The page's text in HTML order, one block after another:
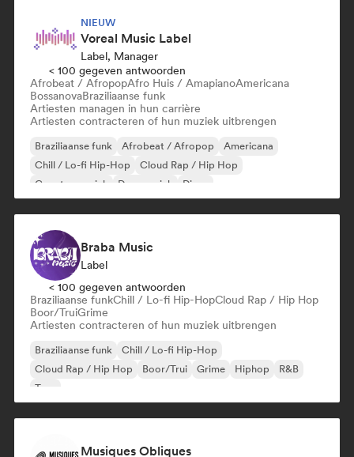
NIEUW
Voreal Music Label
Label, Manager
< 100 gegeven antwoorden
Afrobeat / AfropopAfro Huis / AmapianoAmericana
BossanovaBraziliaanse funk
Artiesten managen in hun carrière
Artiesten contracteren of hun muziek uitbrengen
Braziliaanse funk Afrobeat / Afropop
Americana
Chill / Lo-fi Hip-Hop
Cloud Rap / Hip Hop
Country muziek
Dansmuziek Disco
Braba Music
Label
< 100 gegeven antwoorden
Braziliaanse funkChill / Lo-fi Hip-HopCloud Rap / Hip Hop
Boor/TruiGrime
Artiesten contracteren of hun muziek uitbrengen
Braziliaanse funk
Chill / Lo-fi Hip-Hop
Cloud Rap / Hip Hop
Boor/Trui Grime Hiphop
R&B
Trap
Musiques Obliques